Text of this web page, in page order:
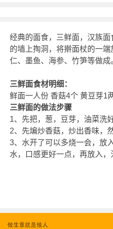
经典的面食，三鲜面，汉族
的墙上掏洞，将擀面杖的一
仁、墨鱼、海参、竹笋等做成
三鲜面食材明细：
鲜面一人份 香菇4个 黄豆芽1
三鲜面的做法步骤
1、先把，葱，豆芽，油菜洗
2、先煸炒香菇，炒出香味，
3、水开了可以多烧一会，放
水，口感更好一点，再放入，